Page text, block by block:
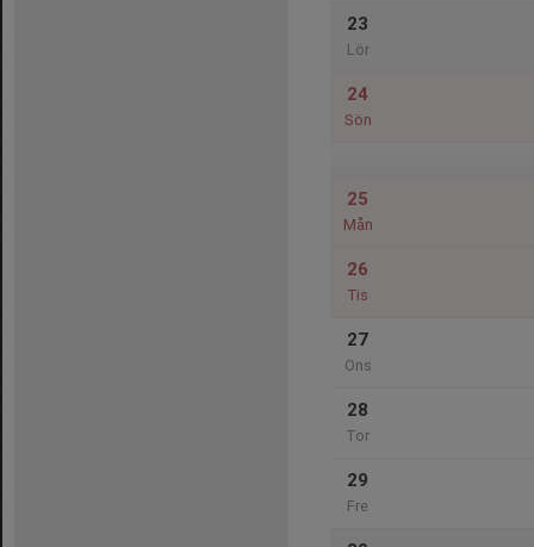
23
Lör
24
Sön
25
Mån
26
Tis
27
Ons
28
Tor
29
Fre